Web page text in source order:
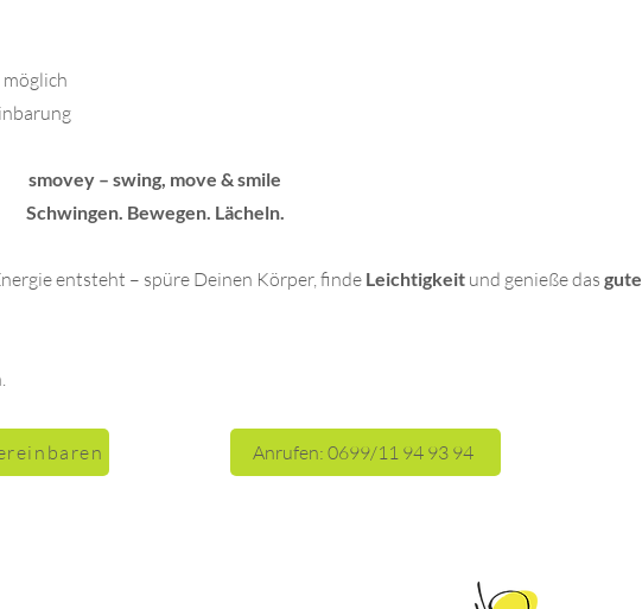
smovey – swing, move & smile
Schwingen. Bewegen. Lächeln.
entsteht – spüre Deinen Körper, finde Leichtigkeit und genieße das gute
Anrufen: 0699/11 94 93 94